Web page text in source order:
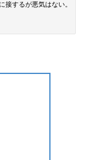
接するが悪気はない。